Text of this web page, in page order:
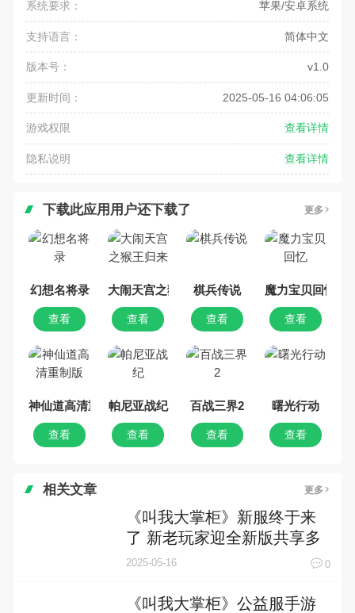
系统要求： 苹果/安卓系统
支持语言： 简体中文
版本号： v1.0
更新时间： 2025-05-16 04:06:05
游戏权限 查看详情
隐私说明 查看详情
下载此应用用户还下载了 更多
幻想名将录
查看
大闹天宫之猴王归来
查看
棋兵传说
查看
魔力宝贝回忆
查看
神仙道高清重制版
查看
帕尼亚战纪
查看
百战三界2
查看
曙光行动
查看
相关文章 更多
《叫我大掌柜》新服终于来
了 新老玩家迎全新版共享多
重礼包
2025-05-16 0
《叫我大掌柜》公益服手游